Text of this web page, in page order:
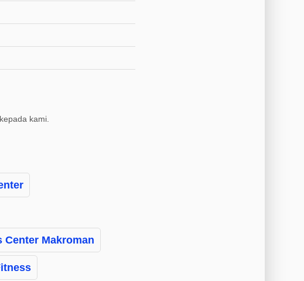
kepada kami.
Center Makroman